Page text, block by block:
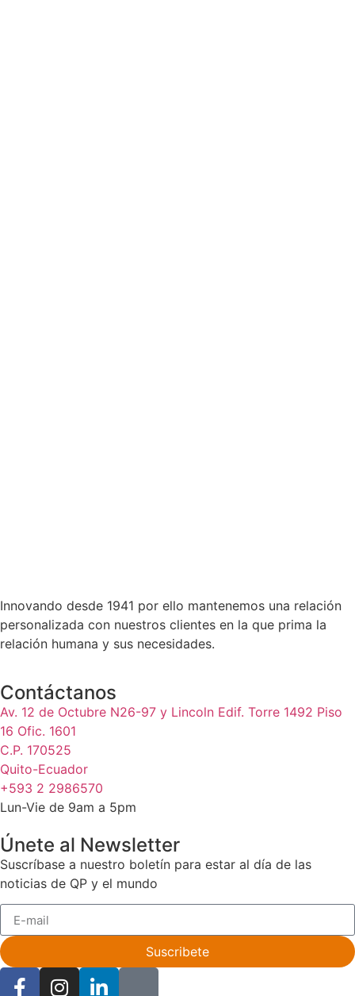
Innovando desde 1941 por ello mantenemos una relación
personalizada con nuestros clientes en la que prima la
relación humana y sus necesidades.
Contáctanos
Av. 12 de Octubre N26-97 y Lincoln Edif. Torre 1492 Piso
16 Ofic. 1601
C.P. 170525
Quito-Ecuador
+593 2 2986570
Lun-Vie de 9am a 5pm
Únete al Newsletter
Suscríbase a nuestro boletín para estar al día de las
noticias de QP y el mundo
Suscribete